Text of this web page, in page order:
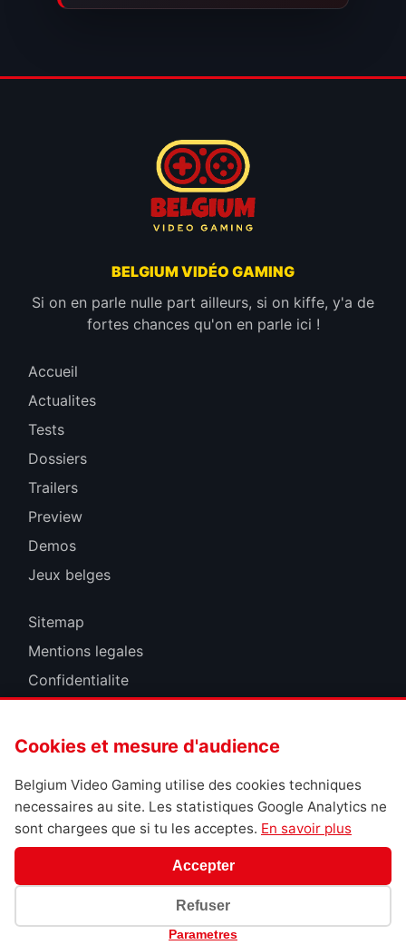
BELGIUM VIDÉO GAMING
Si on en parle nulle part ailleurs, si on kiffe, y'a de
fortes chances qu'on en parle ici !
Accueil
Actualites
Tests
Dossiers
Trailers
Preview
Demos
Jeux belges
Sitemap
Mentions legales
Confidentialite
Cookies et mesure d'audience
Belgium Video Gaming utilise des cookies techniques
necessaires au site. Les statistiques Google Analytics ne
sont chargees que si tu les acceptes. En savoir plus
Accepter
Refuser
Parametres